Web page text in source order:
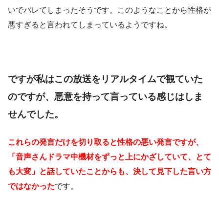
いでバレてしまったそうです。このようなことから性格が
悪すぎると言われてしまっているようですね。
ですが私はこの放送をリアルタイムで観ていた
のですが、悪意を持って言っている感じはしま
せんでした。
これらの発言だけを切り取ると性格の悪い発言ですが、
「音声さんドラマ中機材をずっと上にかざしていて、とて
も大変」と話していたことからも、決して見下した言い方
ではなかったです。